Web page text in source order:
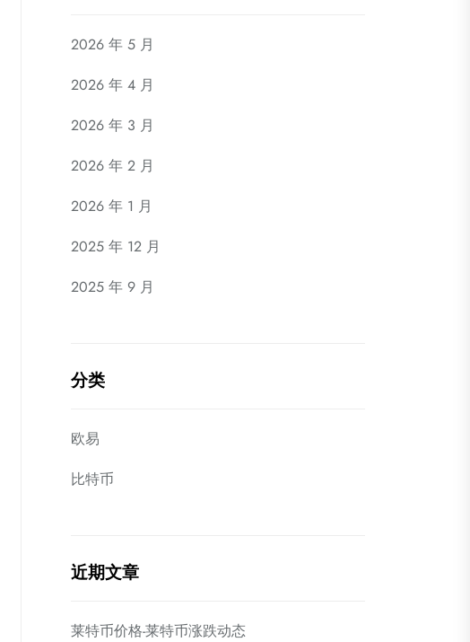
2026 年 5 月
2026 年 4 月
2026 年 3 月
2026 年 2 月
2026 年 1 月
2025 年 12 月
2025 年 9 月
分类
欧易
比特币
近期文章
莱特币价格-莱特币涨跌动态